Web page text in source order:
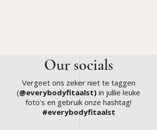
Our socials
Vergeet ons zeker niet te taggen
(@everybodyfitaalst) in jullie leuke
foto's en gebruik onze hashtag!⁣
#everybodyfitaalst